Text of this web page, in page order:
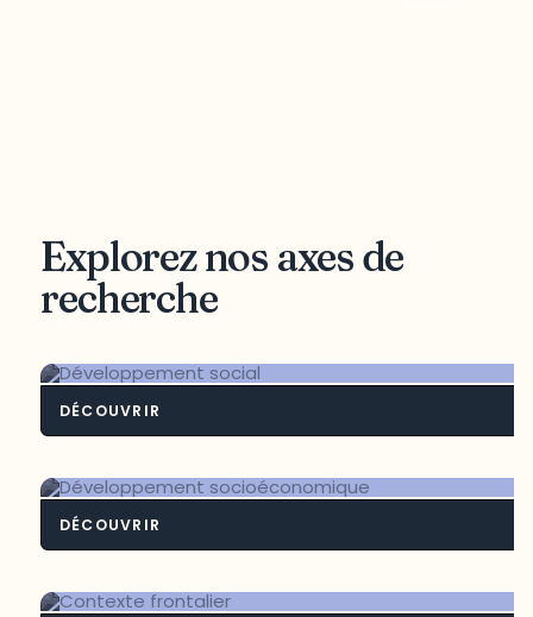
Explorez nos axes de
recherche
DÉCOUVRIR
DÉCOUVRIR